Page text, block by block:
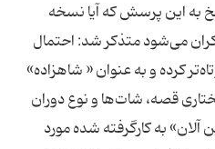
به این پرسش كه آیا نسخه
می‌شود متذكر شد: احتمال
كرده و به عنوان « شاهزاده»
قصه، شات‌ها و نوع دوران
به كارگرفته شده مورد